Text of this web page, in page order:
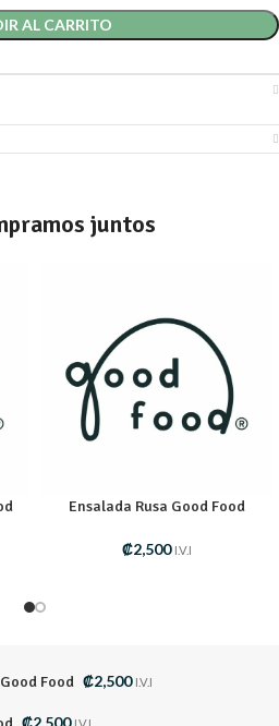
AL CARRITO
juntos
Ensalada Rusa Good Food
₡2,500 I.V.I
Food ₡2,500 I.V.I
₡2,500